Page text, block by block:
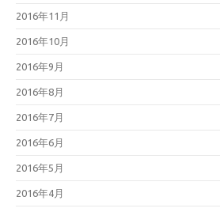
2016年11月
2016年10月
2016年9月
2016年8月
2016年7月
2016年6月
2016年5月
2016年4月